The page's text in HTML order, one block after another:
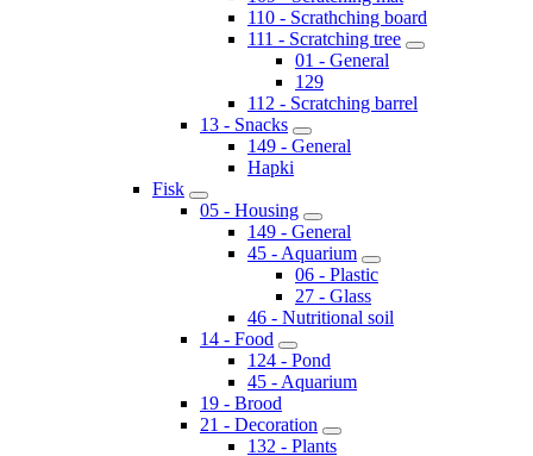
110 - Scrathching board
111 - Scratching tree
01 - General
129
112 - Scratching barrel
13 - Snacks
149 - General
Hapki
Fisk
05 - Housing
149 - General
45 - Aquarium
06 - Plastic
27 - Glass
46 - Nutritional soil
14 - Food
124 - Pond
45 - Aquarium
19 - Brood
21 - Decoration
132 - Plants